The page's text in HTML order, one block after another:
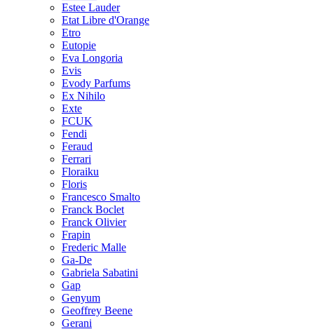
Estee Lauder
Etat Libre d'Orange
Etro
Eutopie
Eva Longoria
Evis
Evody Parfums
Ex Nihilo
Exte
FCUK
Fendi
Feraud
Ferrari
Floraiku
Floris
Francesco Smalto
Franck Boclet
Franck Olivier
Frapin
Frederic Malle
Ga-De
Gabriela Sabatini
Gap
Genyum
Geoffrey Beene
Gerani